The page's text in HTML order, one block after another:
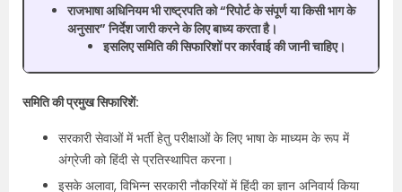
राजभाषा अधिनियम भी राष्ट्रपति को “रिपोर्ट के संपूर्ण या किसी भाग के
अनुसार” निर्देश जारी करने के लिए बाध्य करता है।
इसलिए समिति की सिफारिशों पर कार्रवाई की जानी चाहिए।
समिति की प्रमुख सिफारिशें:
सरकारी सेवाओं में भर्ती हेतु परीक्षाओं के लिए भाषा के माध्यम के रूप में
अंग्रेजी को हिंदी से प्रतिस्थापित करना।
इसके अलावा, विभिन्न सरकारी नौकरियों में हिंदी का ज्ञान अनिवार्य किया